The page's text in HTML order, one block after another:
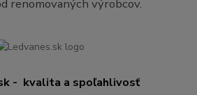
renomovaných výrobcov.
- kvalita a spoľahlivosť